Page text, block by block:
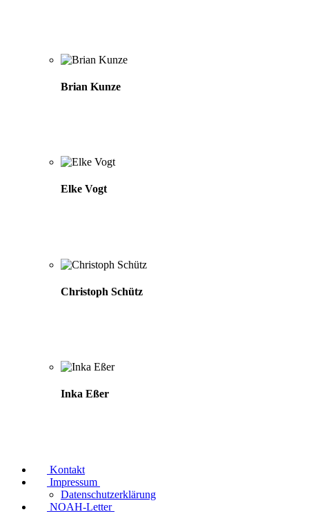
Brian Kunze
Elke Vogt
Christoph Schütz
Inka Eßer
Kontakt
Impressum
Datenschutzerklärung
NOAH-Letter